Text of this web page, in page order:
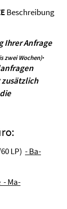
Beschreibung
Ihrer Anfrage
zwei Wochen).
LP) - Ba-
- Ma-